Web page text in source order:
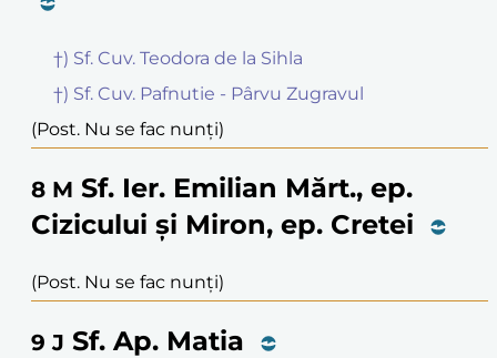
†) Sf. Cuv. Teodora de la Sihla
†) Sf. Cuv. Pafnutie - Pârvu Zugravul
(Post. Nu se fac nunți)
8 M Sf. Ier. Emilian Mărt., ep.
Cizicului și Miron, ep. Cretei
(Post. Nu se fac nunți)
9 J Sf. Ap. Matia